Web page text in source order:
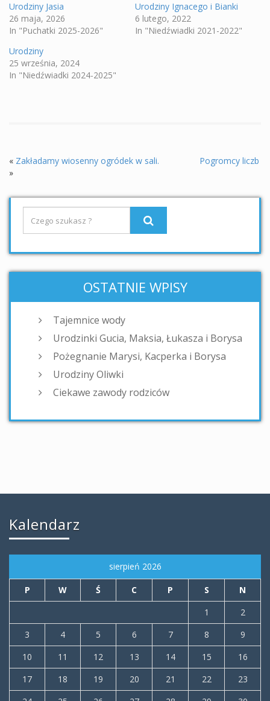
Urodziny Jasia
26 maja, 2026
In "Puchatki 2025-2026"
Urodziny Ignacego i Bianki
6 lutego, 2022
In "Niedźwiadki 2021-2022"
Urodziny
25 września, 2024
In "Niedźwiadki 2024-2025"
« Zakładamy wiosenny ogródek w sali.
Pogromcy liczb
»
OSTATNIE WPISY
Tajemnice wody
Urodzinki Gucia, Maksia, Łukasza i Borysa
Pożegnanie Marysi, Kacperka i Borysa
Urodziny Oliwki
Ciekawe zawody rodziców
Kalendarz
sierpień 2026
P W Ś C P S
N
1
2
3
4 5 6 7 8
9
10
11 12 13 14 15
16
17
18 19 20 21 22
23